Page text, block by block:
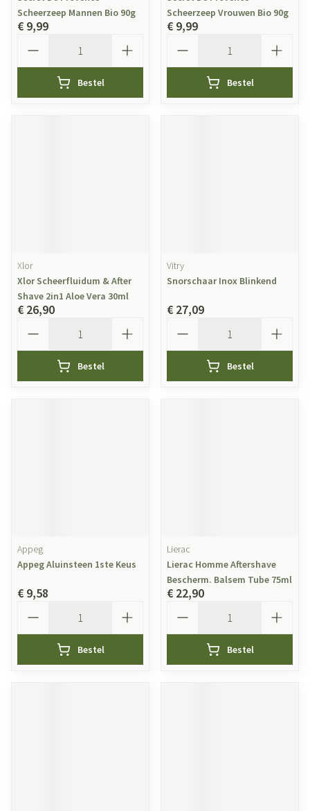
Scheerzeep Mannen Bio 90g
€ 9,99
Bestel
Scheerzeep Vrouwen Bio 90g
€ 9,99
Bestel
Xlor
Xlor Scheerfluidum & After
Shave 2in1 Aloe Vera 30ml
€ 26,90
Bestel
Vitry
Snorschaar Inox Blinkend
€ 27,09
Bestel
Appeg
Appeg Aluinsteen 1ste Keus
€ 9,58
Bestel
Lierac
Lierac Homme Aftershave
Bescherm. Balsem Tube 75ml
€ 22,90
Bestel